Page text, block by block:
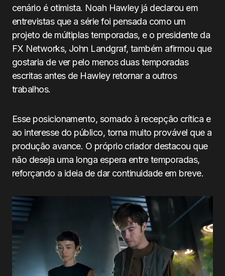
cenário é otimista. Noah Hawley já declarou em
entrevistas que a série foi pensada como um
projeto de múltiplas temporadas, e o presidente da
FX Networks, John Landgraf, também afirmou que
gostaria de ver pelo menos duas temporadas
escritas antes de Hawley retornar a outros
trabalhos.
Esse posicionamento, somado à recepção crítica e
ao interesse do público, torna muito provável que a
produção avance. O próprio criador destacou que
não deseja uma longa espera entre temporadas,
reforçando a ideia de dar continuidade em breve.